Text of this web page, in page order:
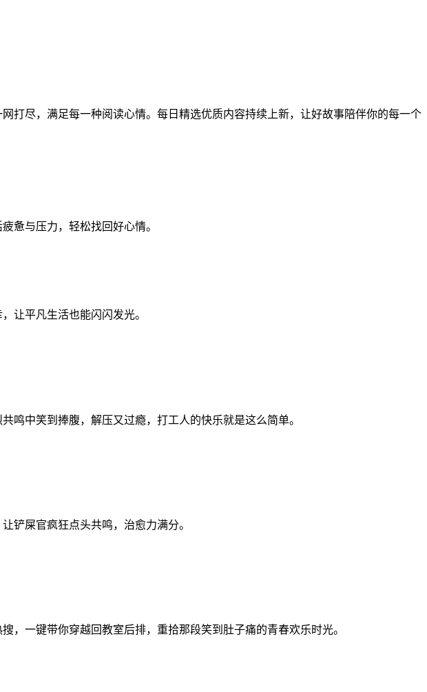
打尽，满足每一种阅读心情。每日精选优质内容持续上新，让好故事陪伴你的每一个
惫与压力，轻松找回好心情。
让平凡生活也能闪闪发光。
鸣中笑到捧腹，解压又过瘾，打工人的快乐就是这么简单。
铲屎官疯狂点头共鸣，治愈力满分。
，一键带你穿越回教室后排，重拾那段笑到肚子痛的青春欢乐时光。